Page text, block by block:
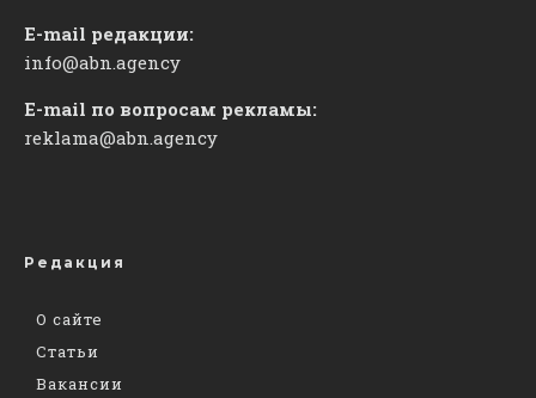
E-mail редакции:
info@abn.agency
E-mail по вопросам рекламы:
reklama@abn.agency
Редакция
О сайте
Статьи
Вакансии